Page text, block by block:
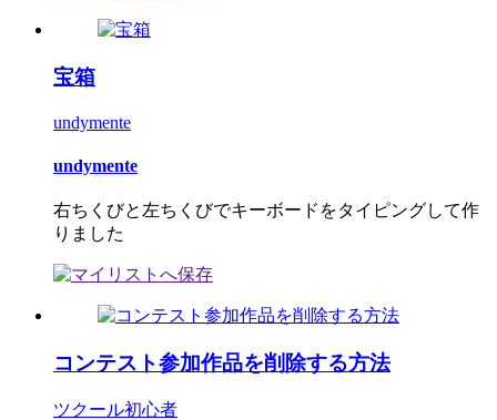
宝箱
undymente
undymente
右ちくびと左ちくびでキーボードをタイピングして作
りました
コンテスト参加作品を削除する方法
ツクール初心者